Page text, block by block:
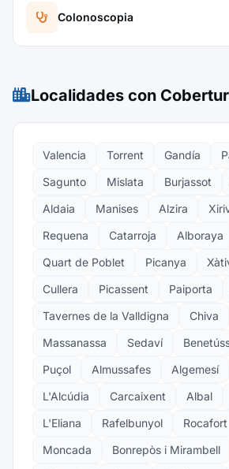
Colonoscopia
Localidades con
Valencia Torrent Gandía
Sagunto
Mislata Burjassot
Aldaia
Manises Alzira
Requena
Catarroja Alboraya
Quart de Poblet
Picanya
Cullera
Picassent Paiporta
Tavernes de la Valldigna
Chiva
Massanassa
Sedaví
Puçol
Almussafes Algemesí
L'Alcúdia
Carcaixent Albal
L'Eliana
Rafelbunyol Rocafort
Moncada
Bonrepòs i Mirambell